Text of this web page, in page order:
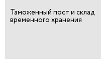
Таможенный пост и склад
временного хранения